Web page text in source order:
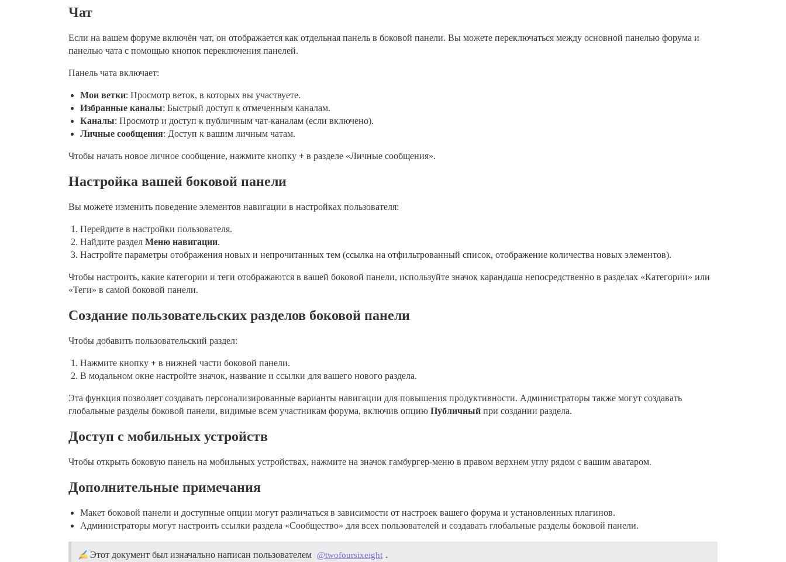
Чат
Если на вашем форуме включён чат, он отображается как отдельная панель в боковой панели. Вы можете переключаться между основной панелью форума и
панелью чата с помощью кнопок переключения панелей.
Панель чата включает:
Мои ветки: Просмотр веток, в которых вы участвуете.
Избранные каналы: Быстрый доступ к отмеченным каналам.
Каналы: Просмотр и доступ к публичным чат-каналам (если включено).
Личные сообщения: Доступ к вашим личным чатам.
Чтобы начать новое личное сообщение, нажмите кнопку + в разделе «Личные сообщения».
Настройка вашей боковой панели
Вы можете изменить поведение элементов навигации в настройках пользователя:
Перейдите в настройки пользователя.
Найдите раздел Меню навигации.
Настройте параметры отображения новых и непрочитанных тем (ссылка на отфильтрованный список, отображение количества новых элементов).
Чтобы настроить, какие категории и теги отображаются в вашей боковой панели, используйте значок карандаша непосредственно в разделах «Категории» или
«Теги» в самой боковой панели.
Создание пользовательских разделов боковой панели
Чтобы добавить пользовательский раздел:
Нажмите кнопку + в нижней части боковой панели.
В модальном окне настройте значок, название и ссылки для вашего нового раздела.
Эта функция позволяет создавать персонализированные варианты навигации для повышения продуктивности. Администраторы также могут создавать
глобальные разделы боковой панели, видимые всем участникам форума, включив опцию Публичный при создании раздела.
Доступ с мобильных устройств
Чтобы открыть боковую панель на мобильных устройствах, нажмите на значок гамбургер-меню в правом верхнем углу рядом с вашим аватаром.
Дополнительные примечания
Макет боковой панели и доступные опции могут различаться в зависимости от настроек вашего форума и установленных плагинов.
Администраторы могут настроить ссылки раздела «Сообщество» для всех пользователей и создавать глобальные разделы боковой панели.
Этот документ был изначально написан пользователем @twofoursixeight .